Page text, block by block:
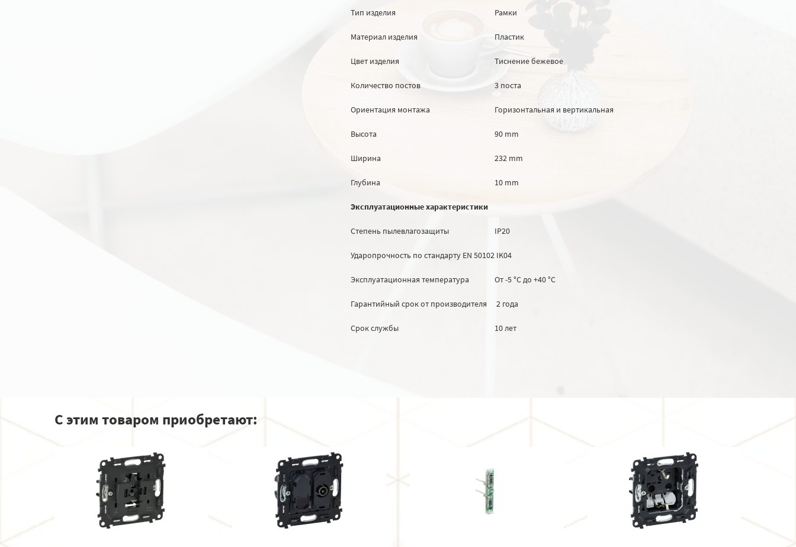
Тип изделия Рамки
Материал изделия Пластик
Цвет изделия Тиснение бежевое
Количество постов 3 поста
Ориентация монтажа Горизонтальная и вертикальная
Высота 90 mm
Ширина 232 mm
Глубина 10 mm
Эксплуатационные характеристики
Степень пылевлагозащиты IP20
Ударопрочность по стандарту EN 50102 IK04
Эксплуатационная температура От -5 °C до +40 °C
Гарантийный срок от производителя 2 года
Срок службы 10 лет
С этим товаром приобретают: